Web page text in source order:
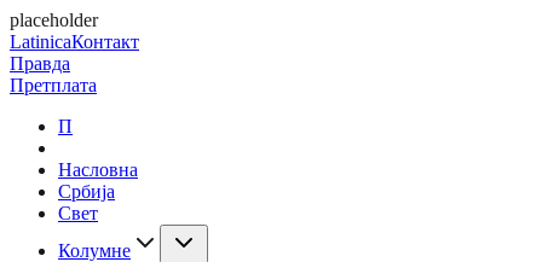
placeholder
LatinicaКонтакт
Правда
Претплата
П
Насловна
Србија
Свет
Колумне